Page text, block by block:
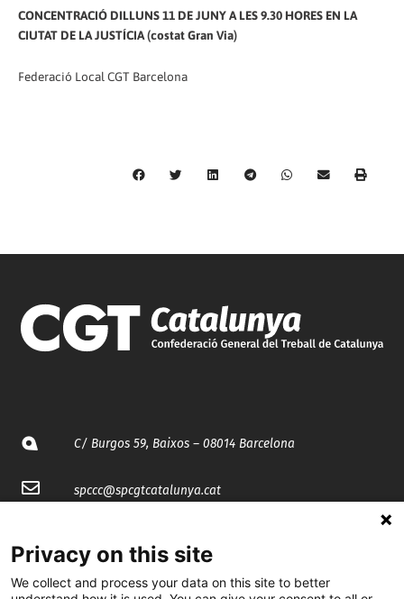
CONCENTRACIÓ DILLUNS 11 DE JUNY A LES 9.30 HORES EN LA
CIUTAT DE LA JUSTÍCIA (costat Gran Via)
Federació Local CGT Barcelona
C/ Burgos 59, Baixos – 08014 Barcelona
spccc@spcgtcatalunya.cat
@CGTCatalunya
Privacy on this site
We collect and process your data on this site to better